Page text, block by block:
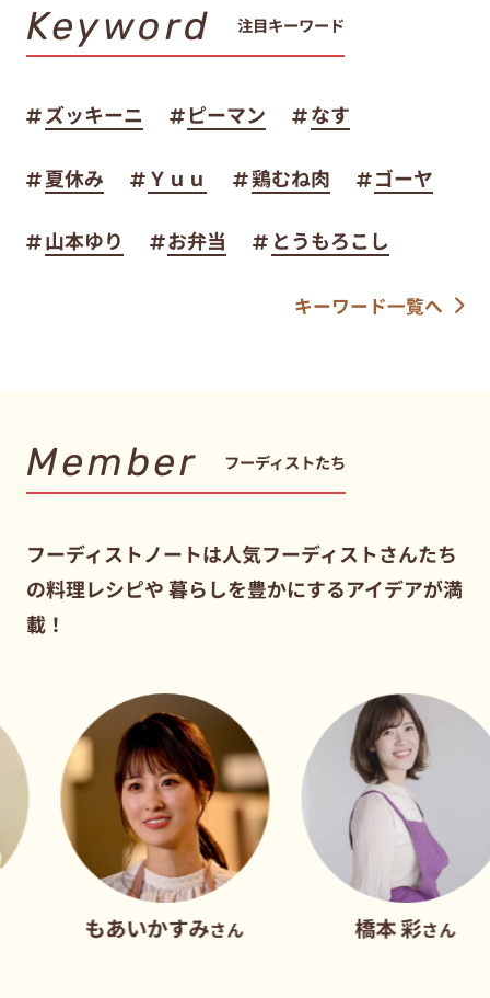
Keyword 注目キーワード
ズッキーニ ピーマン なす
夏休み Ｙｕｕ 鶏むね肉 ゴーヤ
山本ゆり お弁当 とうもろこし
キーワード一覧へ
Member フーディストたち
フーディストノートは人気フーディストさんたち
の料理レシピや暮らしを豊かにするアイデアが満
載！
もあいかすみさん さん